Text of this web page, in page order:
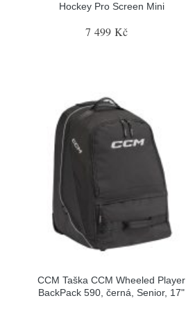
Hockey Pro Screen Mini
7 499 Kč
CCM Taška CCM Wheeled Player
BackPack 590, černá, Senior, 17"